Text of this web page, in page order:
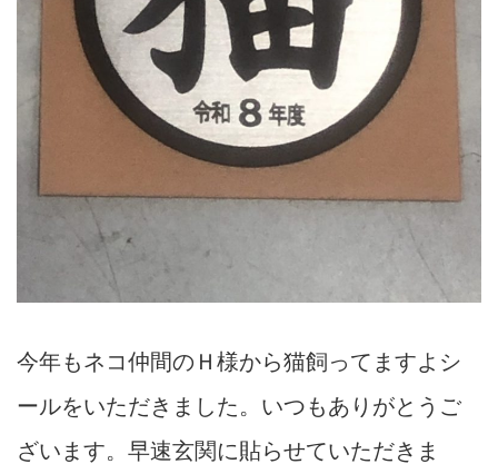
今年もネコ仲間のＨ様から猫飼ってますよシ
ールをいただきました。いつもありがとうご
ざいます。早速玄関に貼らせていただきま